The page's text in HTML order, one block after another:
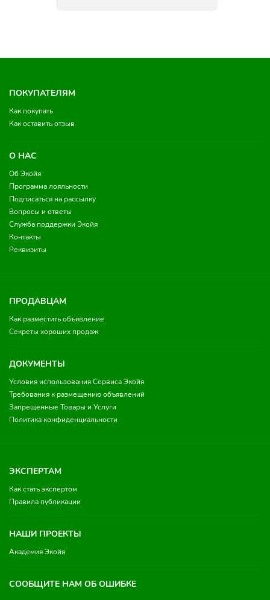
ПОКУПАТЕЛЯМ
Как покупать
Как оставить отзыв
О НАС
Об Экойя
Программа лояльности
Подписаться на рассылку
Вопросы и ответы
Служба поддержки Экойя
Контакты
Реквизиты
ПРОДАВЦАМ
Как разместить объявление
Секреты хороших продаж
ДОКУМЕНТЫ
Условия использования Сервиса Экойя
Требования к размещению объявлений
Запрещенные Товары и Услуги
Политика конфиденциальности
ЭКСПЕРТАМ
Как стать экспертом
Правила публикации
НАШИ ПРОЕКТЫ
Академия Экойя
СООБЩИТЕ НАМ ОБ ОШИБКЕ